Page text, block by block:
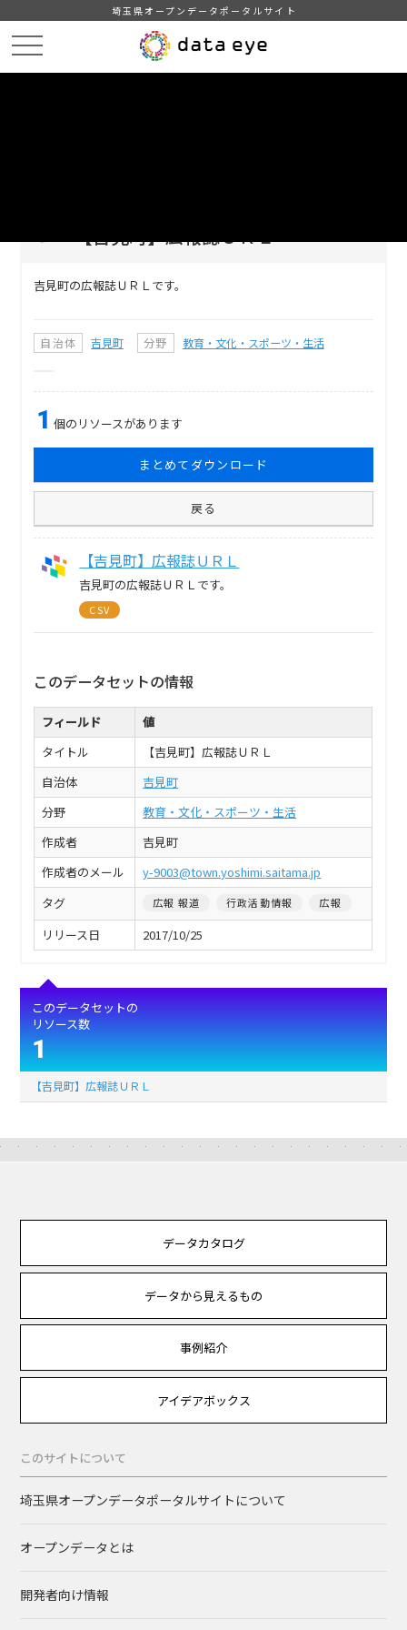
埼玉県オープンデータポータルサイト
【吉見町】広報誌ＵＲＬ
吉見町の広報誌ＵＲＬです。
自治体 吉見町 分野 教育・文化・スポーツ・生活
1 個のリソースがあります
まとめてダウンロード
戻る
【吉見町】広報誌ＵＲＬ
吉見町の広報誌ＵＲＬです。
CSV
このデータセットの情報
フィールド
値
タイトル
【吉見町】広報誌ＵＲＬ
自治体
吉見町
分野
教育・文化・スポーツ・生活
作成者
吉見町
作成者のメール
y-9003@town.yoshimi.saitama.jp
タグ
広報 報道 行政活動情報 広報
リリース日 2017/10/25
このデータセットの
リソース数
1
【吉見町】広報誌ＵＲＬ
データカタログ
データから見えるもの
事例紹介
アイデアボックス
このサイトについて
埼玉県オープンデータポータルサイトについて
オープンデータとは
開発者向け情報